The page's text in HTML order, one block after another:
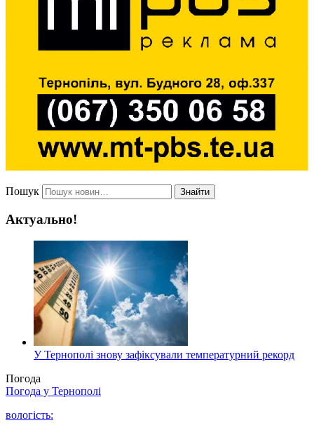
Пошук Знайти
Актуально!
У Тернополі знову зафіксували температурний рекорд
Погода
Погода у Тернополі
вологість: